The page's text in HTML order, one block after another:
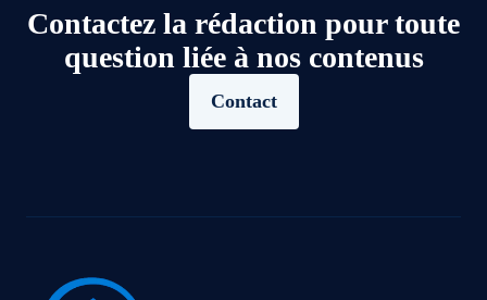
Contactez la rédaction pour toute
question liée à nos contenus
Contact